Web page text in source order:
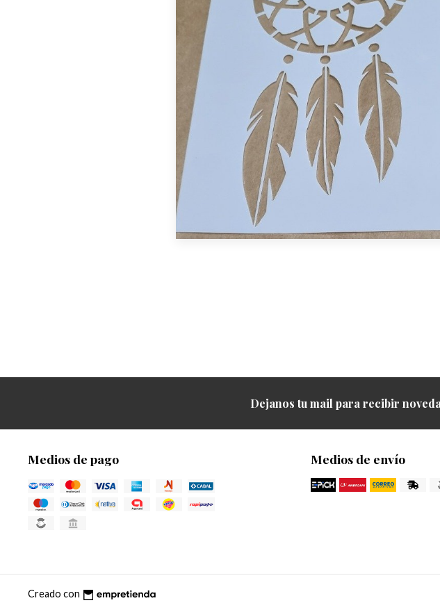
Dejanos tu mail para recibir
Medios de pago Medios de envío
Creado con